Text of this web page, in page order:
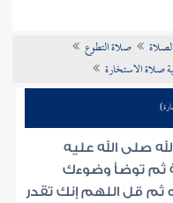
صلاة التطوع
صلاة الاستخارة
صلى الله عليه
ثم توضأ وضوءك
ثم قل اللهم إنك تقدر